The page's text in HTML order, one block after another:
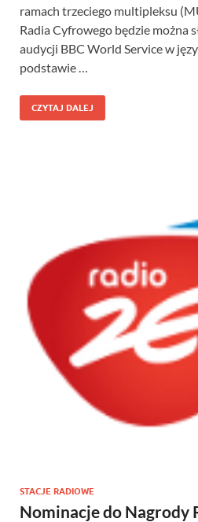
ramach trzeciego multipleksu
Radia Cyfrowego będzie można
audycji BBC World Service w
podstawie …
CZYTAJ DALEJ
STACJE RADIOWE
Nominacje do Nagrody